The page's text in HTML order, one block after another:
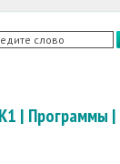
| Программы |